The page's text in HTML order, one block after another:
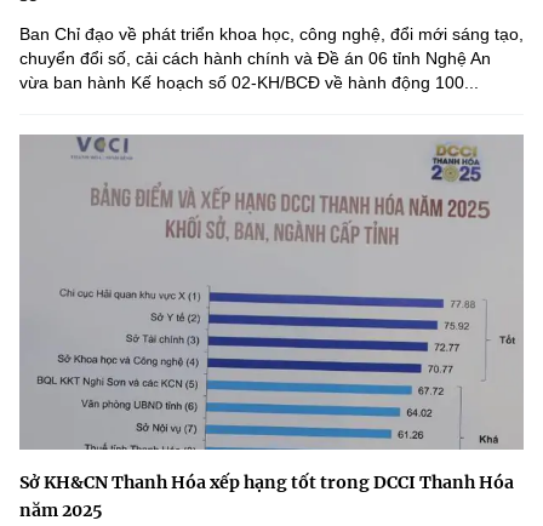
Ban Chỉ đạo về phát triển khoa học, công nghệ, đổi mới sáng tạo,
chuyển đổi số, cải cách hành chính và Đề án 06 tỉnh Nghệ An
vừa ban hành Kế hoạch số 02-KH/BCĐ về hành động 100...
Sở KH&CN Thanh Hóa xếp hạng tốt trong DCCI Thanh Hóa
năm 2025